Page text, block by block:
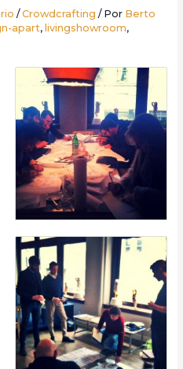
/Crowdcrafting / Por Berto
apart, livingshowroom,